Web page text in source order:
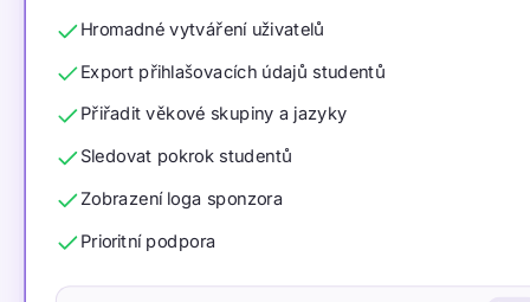
Hromadné vytváření uživatelů
Export přihlašovacích údajů studentů
Přiřadit věkové skupiny a jazyky
Sledovat pokrok studentů
Zobrazení loga sponzora
Prioritní podpora